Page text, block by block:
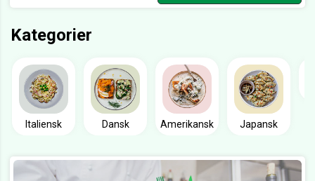
Kategorier
Italiensk Dansk Amerikansk Japansk